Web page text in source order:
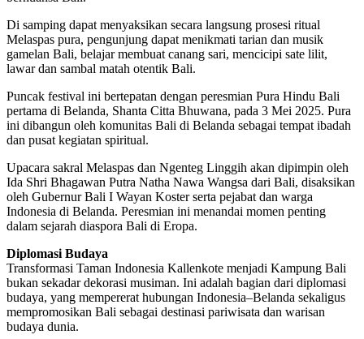
Di samping dapat menyaksikan secara langsung prosesi ritual
Melaspas pura, pengunjung dapat menikmati tarian dan musik
gamelan Bali, belajar membuat canang sari, mencicipi sate lilit,
lawar dan sambal matah otentik Bali.
Puncak festival ini bertepatan dengan peresmian Pura Hindu Bali
pertama di Belanda, Shanta Citta Bhuwana, pada 3 Mei 2025. Pura
ini dibangun oleh komunitas Bali di Belanda sebagai tempat ibadah
dan pusat kegiatan spiritual.
Upacara sakral Melaspas dan Ngenteg Linggih akan dipimpin oleh
Ida Shri Bhagawan Putra Natha Nawa Wangsa dari Bali, disaksikan
oleh Gubernur Bali I Wayan Koster serta pejabat dan warga
Indonesia di Belanda. Peresmian ini menandai momen penting
dalam sejarah diaspora Bali di Eropa.
Diplomasi Budaya
Transformasi Taman Indonesia Kallenkote menjadi Kampung Bali
bukan sekadar dekorasi musiman. Ini adalah bagian dari diplomasi
budaya, yang mempererat hubungan Indonesia–Belanda sekaligus
mempromosikan Bali sebagai destinasi pariwisata dan warisan
budaya dunia.